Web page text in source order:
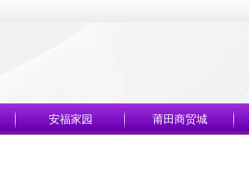
安福家园 莆田商贸城